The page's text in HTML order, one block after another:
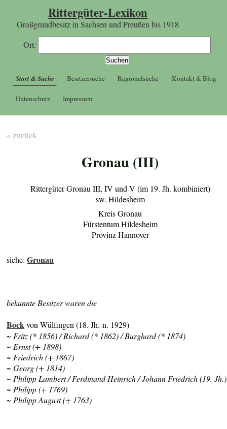
Rittergüter-Lexikon
Großgrundbesitz in Sachsen und Preußen bis 1918
Ort:
Start & Suche Besitzersuche Regionalsuche Kontakt & Blog
Datenschutz Impressum
« zurück
Gronau (III)
Rittergüter Gronau III, IV und V (im 19. Jh. kombiniert)
sw. Hildesheim
Kreis Gronau
Fürstentum Hildesheim
Provinz Hannover
siehe:Gronau
bekannte Besitzer waren die
Bockvon Wülfingen (18. Jh.-n. 1929)
~ Fritz (* 1856) / Richard (* 1862) / Burghard (* 1874)
~ Ernst (+ 1898)
~ Friedrich (+ 1867)
~ Georg (+ 1814)
~ Philipp Lambert / Ferdinand Heinrich / Johann Friedrich (19. Jh.)
~ Philipp (+ 1769)
~ Philipp August (+ 1763)